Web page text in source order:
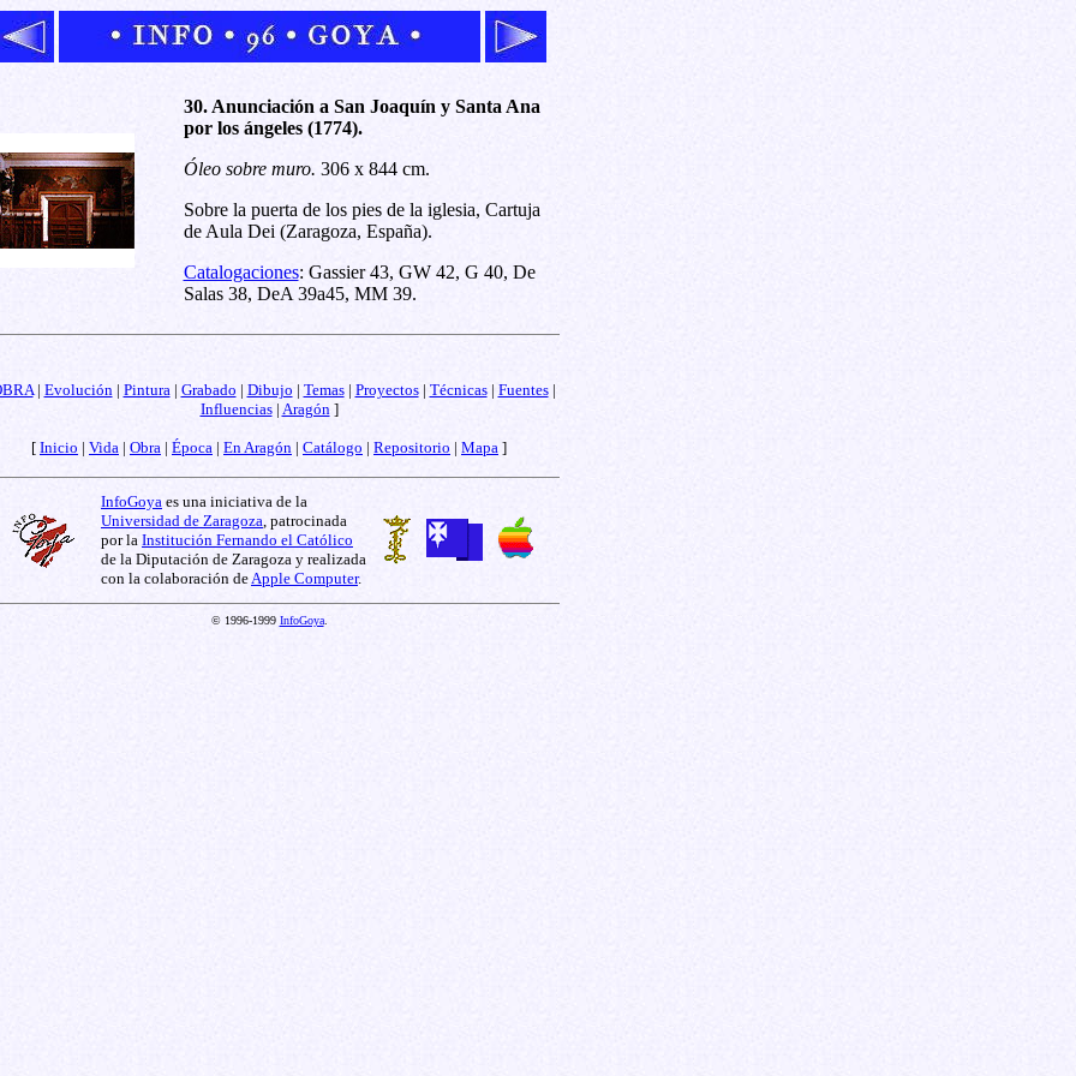
30. Anunciación a San Joaquín y Santa Ana
por los ángeles (1774).
Óleo sobre muro. 306 x 844 cm.
Sobre la puerta de los pies de la iglesia, Cartuja
de Aula Dei (Zaragoza, España).
Catalogaciones: Gassier 43, GW 42, G 40, De
Salas 38, DeA 39a45, MM 39.
| Evolución| Pintura| Grabado | Dibujo | Temas| Proyectos| Técnicas| Fuentes|
Influencias| Aragón]
[ Inicio | Vida | Obra | Época | En Aragón | Catálogo | Repositorio | Mapa ]
InfoGoya es una iniciativa de la
Universidad de Zaragoza, patrocinada
por la Institución Fernando el Católico
de la Diputación de Zaragoza y realizada
con la colaboración deApple Computer.
© 1996-1999 InfoGoya.